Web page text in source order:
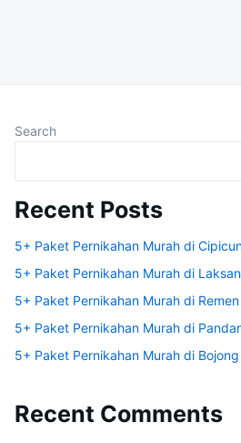
Search
Recent Posts
5+ Paket Pernikahan Murah di
5+ Paket Pernikahan Murah di
5+ Paket Pernikahan Murah di
5+ Paket Pernikahan Murah di
5+ Paket Pernikahan Murah di
Recent Comments